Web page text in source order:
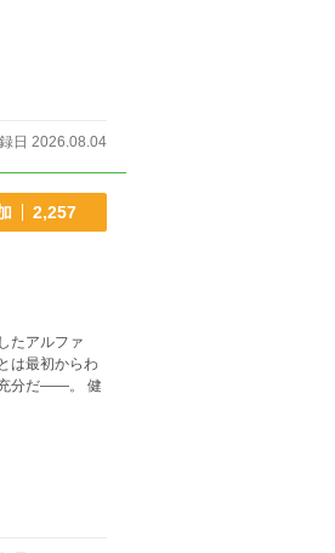
ンヴェルとい
浅ましい愚
思えた。 愛
静かにカップ
わ。ルシア
日 2026.08.04
2,257
たアルファ